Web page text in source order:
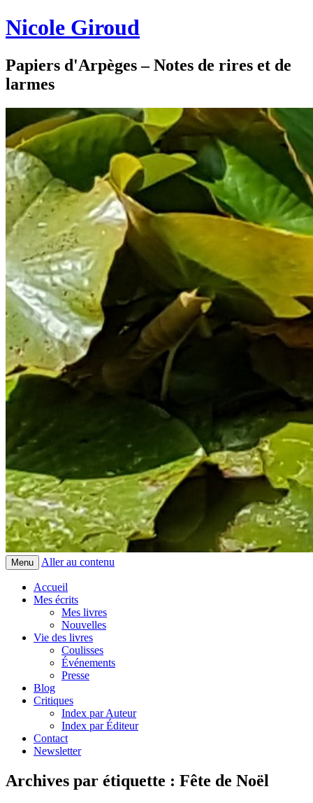
Nicole Giroud
Papiers d'Arpèges – Notes de rires et de
larmes
Menu Aller au contenu
Accueil
Mes écrits
Mes livres
Nouvelles
Vie des livres
Coulisses
Événements
Presse
Blog
Critiques
Index par Auteur
Index par Éditeur
Contact
Newsletter
Archives par étiquette : Fête de Noël